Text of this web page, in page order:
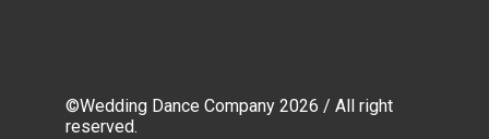
©Wedding Dance Company 2026 / All right
reserved.